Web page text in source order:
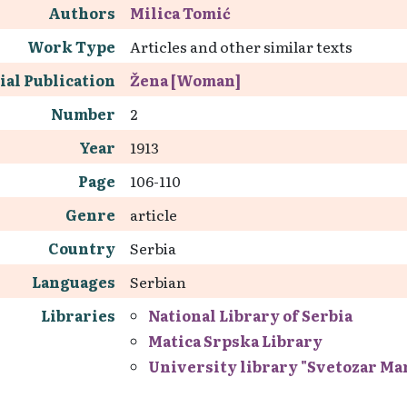
Authors
Milica Tomić
Work Type
Articles and other similar texts
Publication
Žena [Woman]
Number
2
Year
1913
Page
106-110
Genre
article
Country
Serbia
Languages
Serbian
Libraries
National Library of Serbia
Matica Srpska Library
University library "Svetozar